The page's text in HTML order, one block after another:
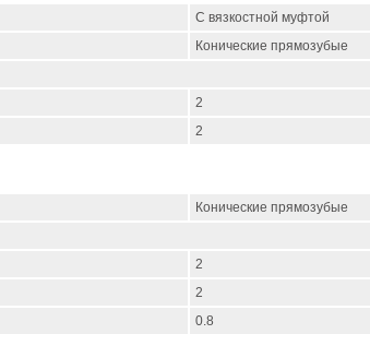
С вязкостной муфтой
Конические прямозубые
2
2
Конические прямозубые
2
2
0.8